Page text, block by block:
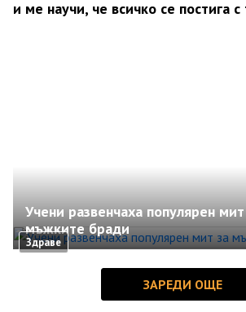
и ме научи, че всичко се постига с
Здраве
Учени развенчаха популярен
мъжките бради